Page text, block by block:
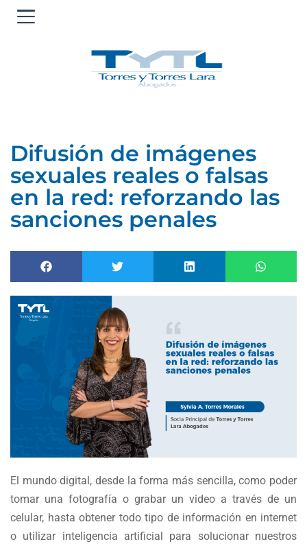
Difusión de imágenes
sexuales reales o falsas
en la red: reforzando las
sanciones penales
El mundo digital, desde la forma más sencilla, como poder
tomar una fotografía o grabar un video a través de un
celular, hasta obtener todo tipo de información en internet
o utilizar inteligencia artificial para solucionar nuestros